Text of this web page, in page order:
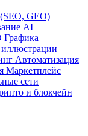
GEO)
AI —
Графика
Автоматизация
Маркетплейс
сети
и блокчейн